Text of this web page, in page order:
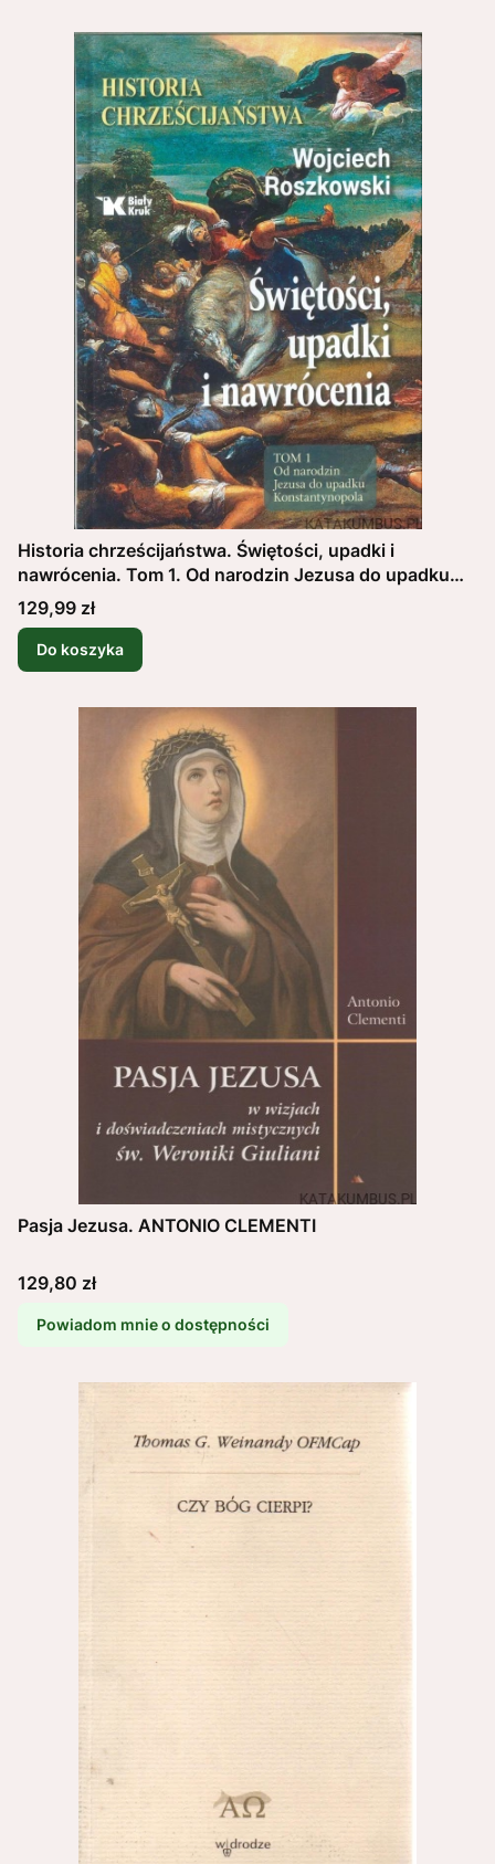
Historia chrześcijaństwa. Świętości, upadki i
nawrócenia. Tom 1. Od narodzin Jezusa do upadku
Konstantynopola. WOJCIECH ROSZKOWSKI
Cena
129,99 zł
Do koszyka
Pasja Jezusa. ANTONIO CLEMENTI
Cena
129,80 zł
Powiadom mnie o dostępności